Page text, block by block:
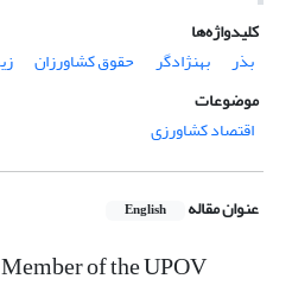
کلیدواژه‌ها
بذر
بهنژادگر حقوق کشاورزان
موضوعات
اقتصاد کشاورزی
عنوان مقاله English
of the UPOV